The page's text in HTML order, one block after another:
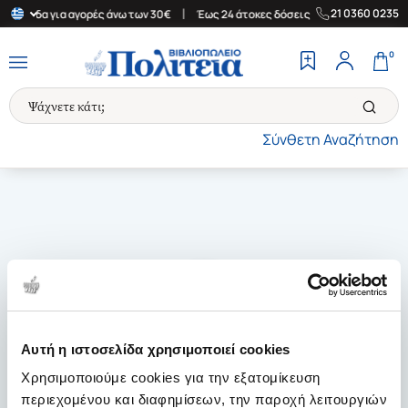
Αυτή η ιστοσελίδα χρησιμοποιεί cookies
Χρησιμοποιούμε cookies για την εξατομίκευση
περιεχομένου και διαφημίσεων, την παροχή λειτουργιών
για αγορές άνω των 30€ | Έως 24 άτοκες δόσεις | Δωρεάν
21 0360 0235
Σύνθετη Αναζήτηση
0